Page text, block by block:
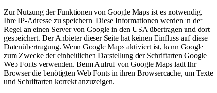
Zur Nutzung der Funktionen von Google Maps ist es notwendig,
Ihre IP-Adresse zu speichern. Diese Informationen werden in der
Regel an einen Server von Google in den USA übertragen und dort
gespeichert. Der Anbieter dieser Seite hat keinen Einfluss auf diese
Datenübertragung. Wenn Google Maps aktiviert ist, kann Google
zum Zwecke der einheitlichen Darstellung der Schriftarten Google
Web Fonts verwenden. Beim Aufruf von Google Maps lädt Ihr
Browser die benötigten Web Fonts in ihren Browsercache, um Texte
und Schriftarten korrekt anzuzeigen.